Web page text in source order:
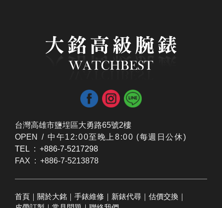
台灣高雄市鹽埕區大勇路65號2樓
OPEN / ​中午12:00至晚上8:00 (每週日公休)
TEL : +886-7-5217298
FAX : +886-7-5213878
首頁 ｜ 關於大銘 ｜ 手錶維修 ｜ 新錶代尋 ｜ 估價交換 ｜